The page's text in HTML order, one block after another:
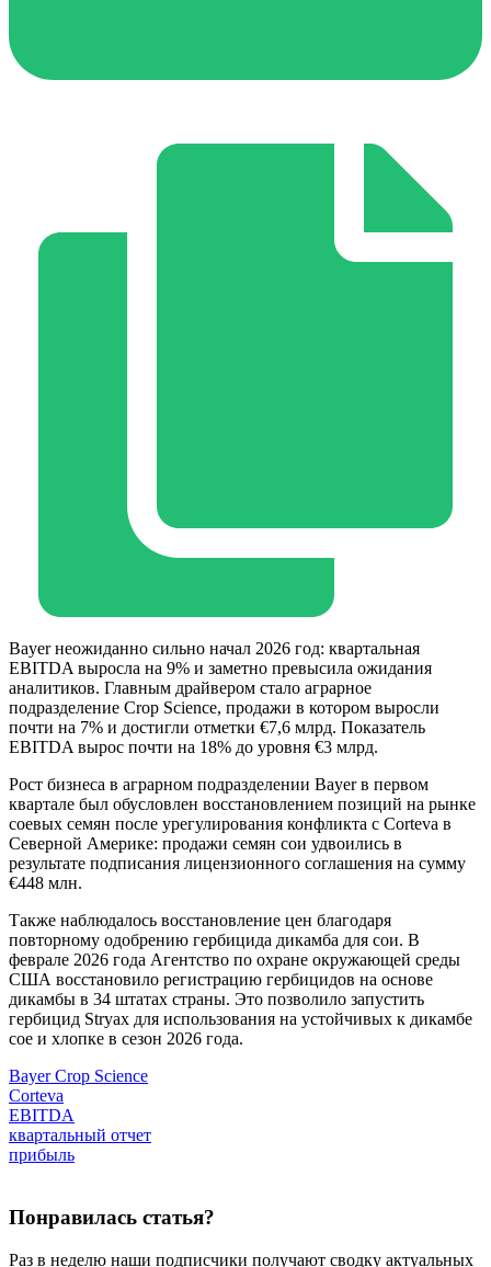
Bayer неожиданно сильно начал 2026 год: квартальная
EBITDA выросла на 9% и заметно превысила ожидания
аналитиков. Главным драйвером стало аграрное
подразделение Crop Science, продажи в котором выросли
почти на 7% и достигли отметки €7,6 млрд. Показатель
EBITDA вырос почти на 18% до уровня €3 млрд.
Рост бизнеса в аграрном подразделении Bayer в первом
квартале был обусловлен восстановлением позиций на рынке
соевых семян после урегулирования конфликта с Corteva в
Северной Америке: продажи семян сои удвоились в
результате подписания лицензионного соглашения на сумму
€448 млн.
Также наблюдалось восстановление цен благодаря
повторному одобрению гербицида дикамба для сои. В
феврале 2026 года Агентство по охране окружающей среды
США восстановило регистрацию гербицидов на основе
дикамбы в 34 штатах страны. Это позволило запустить
гербицид Stryax для использования на устойчивых к дикамбе
сое и хлопке в сезон 2026 года.
Bayer Crop Science
Corteva
EBITDA
квартальный отчет
прибыль
Понравилась статья?
Раз в неделю наши подписчики получают сводку актуальных